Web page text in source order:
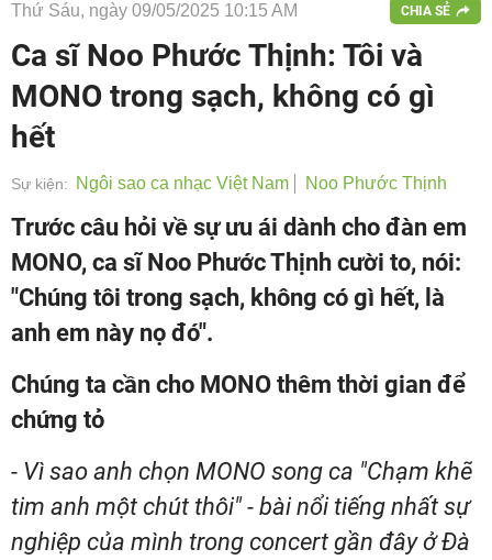
Thứ Sáu, ngày 09/05/2025 10:15 AM CHIA SẺ
Ca sĩ Noo Phước Thịnh: Tôi và
MONO trong sạch, không có gì
hết
Sự kiện: Ngôi sao ca nhạc Việt Nam Noo Phước Thịnh
Trước câu hỏi về sự ưu ái dành cho đàn em
MONO, ca sĩ Noo Phước Thịnh cười to, nói:
"Chúng tôi trong sạch, không có gì hết, là
anh em này nọ đó".
Chúng ta cần cho MONO thêm thời gian để
chứng tỏ
- Vì sao anh chọn MONO song ca "Chạm khẽ
tim anh một chút thôi" - bài nổi tiếng nhất sự
nghiệp của mình trong concert gần đây ở Đà